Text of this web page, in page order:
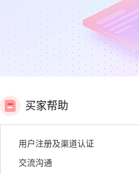
买家帮助
用户注册及渠道认证
交流沟通